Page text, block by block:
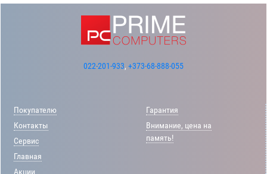
022-201-933, +373-68-888-055
Покупателю
Контакты
Сервис
Главная
Акции
Гарантия
Внимание, цена на
память!